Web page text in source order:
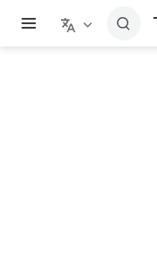
跳至主要內容